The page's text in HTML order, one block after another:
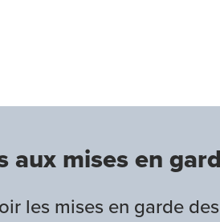
aux mises en
les mises en garde